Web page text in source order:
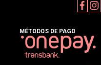
MÉTODOS DE PAGO